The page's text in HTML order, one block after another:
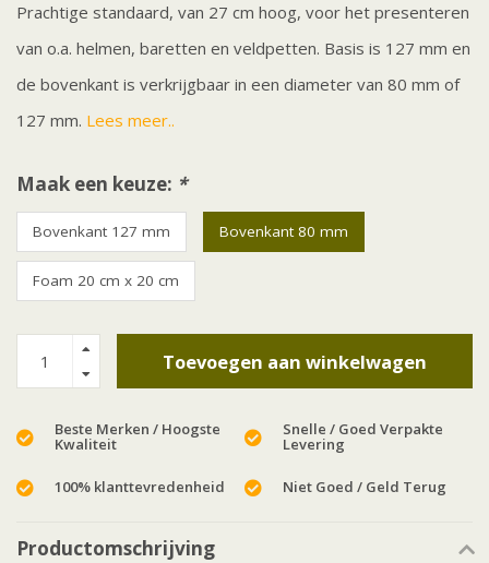
Prachtige standaard, van 27 cm hoog, voor het presenteren
van o.a. helmen, baretten en veldpetten. Basis is 127 mm en
de bovenkant is verkrijgbaar in een diameter van 80 mm of
127 mm. Lees meer..
Maak een keuze: *
Bovenkant 127 mm Bovenkant 80 mm
Foam 20 cm x 20 cm
Toevoegen aan winkelwagen
Beste Merken / Hoogste
Kwaliteit
Snelle / Goed Verpakte
Levering
100% klanttevredenheid Niet Goed / Geld Terug
Productomschrijving